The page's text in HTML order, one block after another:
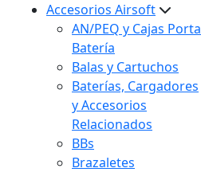
Accesorios Airsoft
AN/PEQ y Cajas Porta
Batería
Balas y Cartuchos
Baterías, Cargadores
y Accesorios
Relacionados
BBs
Brazaletes